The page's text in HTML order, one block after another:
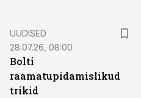
UUDISED
28.07.26, 08:00
Bolti
raamatupidamislikud
trikid